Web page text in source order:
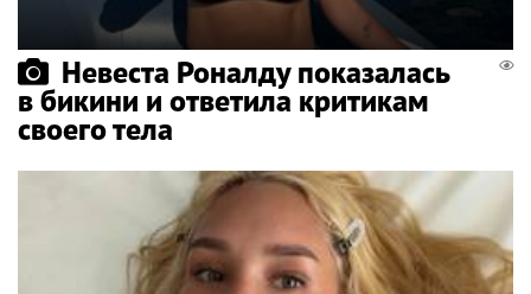
Невеста Роналду показалась
в бикини и ответила критикам
своего тела